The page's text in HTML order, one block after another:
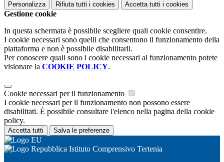
Personalizza Rifiuta tutti i cookies Accetta tutti i cookies
Gestione cookie
In questa schermata è possibile scegliere quali cookie consentire.
I cookie necessari sono quelli che consentono il funzionamento della
piattaforma e non è possibile disabilitarli.
Per conoscere quali sono i cookie necessari al funzionamento potete
visionare la COOKIE POLICY.
Cookie necessari per il funzionamento
I cookie necessari per il funzionamento non possono essere
disabilitati. È possibile consultare l'elenco nella pagina della cookie
policy.
Accetta tutti Salva le preferenze
Istituto Comprensivo Tertenia